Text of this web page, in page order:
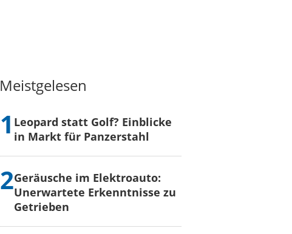
Meistgelesen
Leopard statt Golf? Einblicke
in Markt für Panzerstahl
Geräusche im Elektroauto:
Unerwartete Erkenntnisse zu
Getrieben